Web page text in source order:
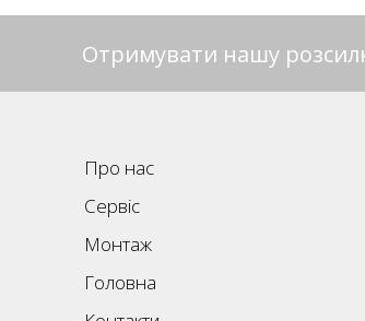
Отримувати нашу
Про нас
Сервіс
Монтаж
Головна